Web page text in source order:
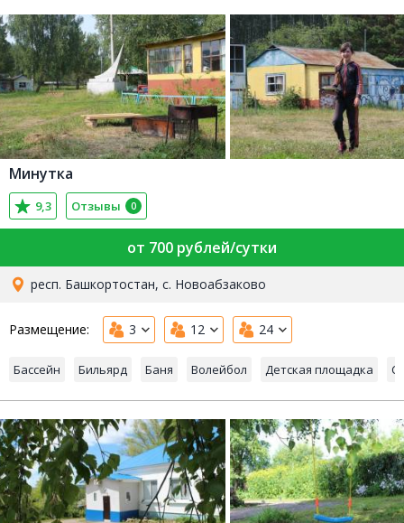
Минутка
9,3 Отзывы 0
от 700 рублей/сутки
респ. Башкортостан, с. Новоабзаково
Размещение: 3 12 24
Бассейн Бильярд Баня Волейбол Детская площадка